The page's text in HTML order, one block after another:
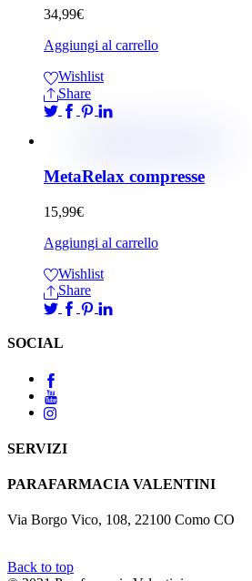
34,99€
Aggiungi al carrello
Wishlist
Share
MetaRelax compresse
15,99€
Aggiungi al carrello
Wishlist
Share
SOCIAL
SERVIZI
PARAFARMACIA VALENTINI
Via Borgo Vico, 108, 22100 Como CO
Back to top